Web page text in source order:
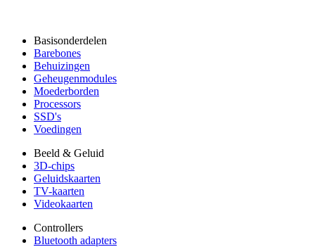
Basisonderdelen
Barebones
Behuizingen
Geheugenmodules
Moederborden
Processors
SSD's
Voedingen
Beeld & Geluid
3D-chips
Geluidskaarten
TV-kaarten
Videokaarten
Controllers
Bluetooth adapters